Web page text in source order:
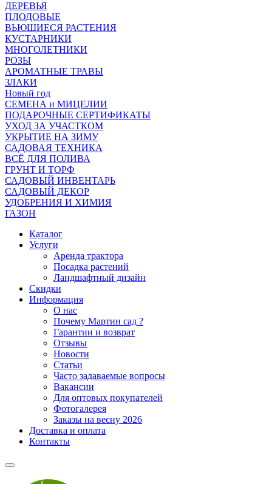
ДЕРЕВЬЯ
ПЛОДОВЫЕ
ВЬЮЩИЕСЯ РАСТЕНИЯ
КУСТАРНИКИ
МНОГОЛЕТНИКИ
РОЗЫ
АРОМАТНЫЕ ТРАВЫ
ЗЛАКИ
Новый год
СЕМЕНА и МИЦЕЛИИ
ПОДАРОЧНЫЕ СЕРТИФИКАТЫ
УХОД ЗА УЧАСТКОМ
УКРЫТИЕ НА ЗИМУ
САДОВАЯ ТЕХНИКА
ВСЁ ДЛЯ ПОЛИВА
ГРУНТ И ТОРФ
САДОВЫЙ ИНВЕНТАРЬ
САДОВЫЙ ДЕКОР
УДОБРЕНИЯ И ХИМИЯ
ГАЗОН
Каталог
Услуги
Аренда трактора
Посадка растений
Ландшафтный дизайн
Скидки
Информация
О нас
Почему Мартин сад ?
Гарантии и возврат
Отзывы
Новости
Статьи
Часто задаваемые вопросы
Вакансии
Для оптовых покупателей
Фотогалерея
Заказы на весну 2026
Доставка и оплата
Контакты